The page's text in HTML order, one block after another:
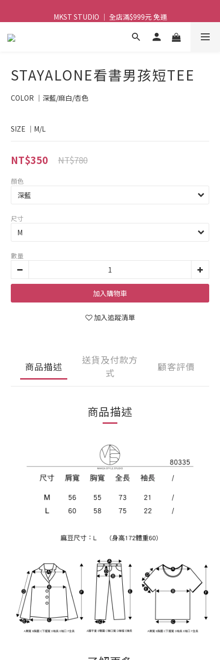
MKST STUDIO ｜ 全店滿$999元 免運
STAYALONE看書男孩短TEE
COLOR ｜深藍/麻白/杏色
SIZE ｜M/L
NT$350 NT$780
顏色
尺寸
數量
加入購物車
加入追蹤清單
商品描述
送貨及付款方
式
顧客評價
商品描述